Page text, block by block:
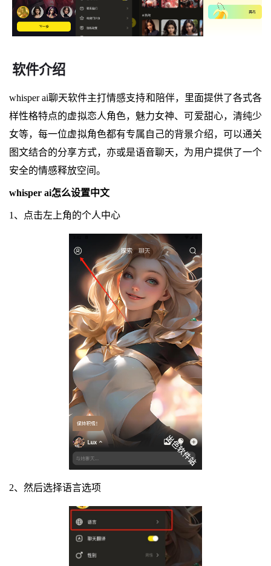
软件介绍
whisper ai聊天软件主打情感支持和陪伴，里面提供了各式各
样性格特点的虚拟恋人角色，魅力女神、可爱甜心，清纯少
女等，每一位虚拟角色都有专属自己的背景介绍，可以通关
图文结合的分享方式，亦或是语音聊天，为用户提供了一个
安全的情感释放空间。
whisper ai怎么设置中文
1、点击左上角的个人中心
2、然后选择语言选项